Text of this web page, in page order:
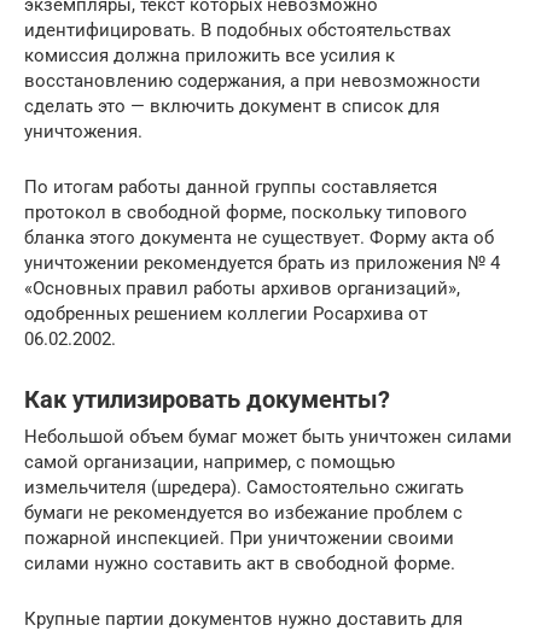
экземпляры, текст которых невозможно
идентифицировать. В подобных обстоятельствах
комиссия должна приложить все усилия к
восстановлению содержания, а при невозможности
сделать это — включить документ в список для
уничтожения.
По итогам работы данной группы составляется
протокол в свободной форме, поскольку типового
бланка этого документа не существует. Форму акта об
уничтожении рекомендуется брать из приложения № 4
«Основных правил работы архивов организаций»,
одобренных решением коллегии Росархива от
06.02.2002.
Как утилизировать документы?
Небольшой объем бумаг может быть уничтожен силами
самой организации, например, с помощью
измельчителя (шредера). Самостоятельно сжигать
бумаги не рекомендуется во избежание проблем с
пожарной инспекцией. При уничтожении своими
силами нужно составить акт в свободной форме.
Крупные партии документов нужно доставить для